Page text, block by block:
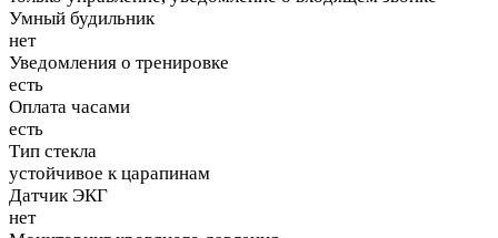
Умный будильник
нет
Уведомления о тренировке
есть
Оплата часами
есть
Тип стекла
устойчивое к царапинам
Датчик ЭКГ
нет